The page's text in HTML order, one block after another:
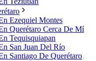
Ezequiel Montes
Querétaro Cerca De Mí
Tequisquiapan
San Juan Del Río
Santiago De Querétaro